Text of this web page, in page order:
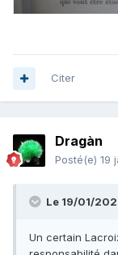
Citer
Dragàn
Posté(e) 19
Le 19/01/
Un certain